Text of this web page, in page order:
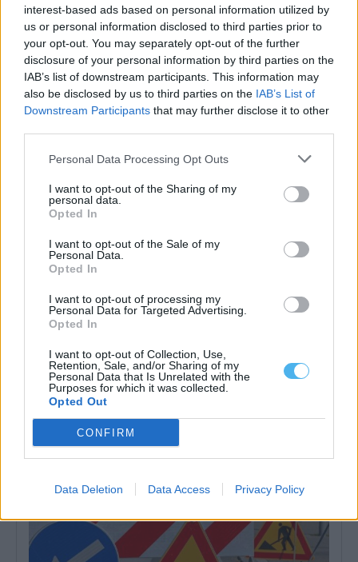
interest-based ads based on personal information utilized by
us or personal information disclosed to third parties prior to
your opt-out. You may separately opt-out of the further
disclosure of your personal information by third parties on the
IAB’s list of downstream participants. This information may
also be disclosed by us to third parties on the IAB’s List of
Downstream Participants that may further disclose it to other
Personal Data Processing Opt Outs
I want to opt-out of the Sharing of my
personal data.
Opted In
I want to opt-out of the Sale of my
Personal Data.
Opted In
I want to opt-out of processing my
Personal Data for Targeted Advertising.
Opted In
I want to opt-out of Collection, Use,
Retention, Sale, and/or Sharing of my
Personal Data that Is Unrelated with the
Purposes for which it was collected.
Opted Out
CONFIRM
Data Deletion Data Access Privacy Policy
Concurso de 950 mil euros prevê obras na ER2 e EN2 no distrito
A Infraestruturas de Portugal lançou um concurso público para a
15 Junho, 2026 - 14:00
Concurso de 950 mil euros prevê obras na EN386 e EN258 entre
Moura e Barrancos
A Infraestruturas de Portugal lançou um concurso público para a
conservação corretiva do pavimento...
15 Junho, 2026 - 09:00